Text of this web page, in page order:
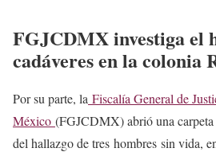
2022
FGJCDMX investiga el
cadáveres en la colonia
Por su parte, la Fiscalía General de
México (FGJCDMX) abrió una
del hallazgo de tres hombres sin vida,